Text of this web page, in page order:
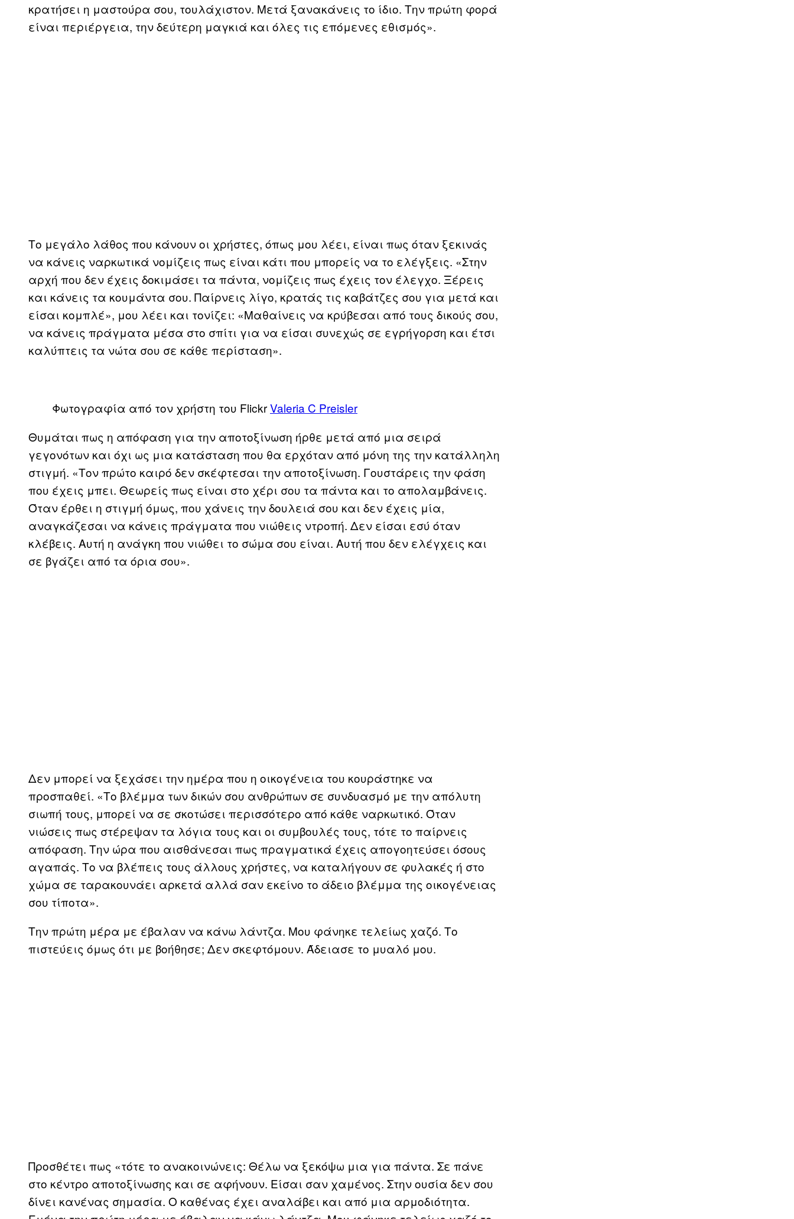
κρατήσει η μαστούρα σου, τουλάχιστον. Μετά ξανακάνεις το ίδιο. Την πρώτη φορά
είναι περιέργεια, την δεύτερη μαγκιά και όλες τις επόμενες εθισμός».
Το μεγάλο λάθος που κάνουν οι χρήστες, όπως μου λέει, είναι πως όταν ξεκινάς
να κάνεις ναρκωτικά νομίζεις πως είναι κάτι που μπορείς να το ελέγξεις. «Στην
αρχή που δεν έχεις δοκιμάσει τα πάντα, νομίζεις πως έχεις τον έλεγχο. Ξέρεις
και κάνεις τα κουμάντα σου. Παίρνεις λίγο, κρατάς τις καβάτζες σου για μετά και
είσαι κομπλέ», μου λέει και τονίζει: «Μαθαίνεις να κρύβεσαι από τους δικούς σου,
να κάνεις πράγματα μέσα στο σπίτι για να είσαι συνεχώς σε εγρήγορση και έτσι
καλύπτεις τα νώτα σου σε κάθε περίσταση».
Φωτογραφία από τον χρήστη του FlickrValeria C Preisler
Θυμάται πως η απόφαση για την αποτοξίνωση ήρθε μετά από μια σειρά
γεγονότων και όχι ως μια κατάσταση που θα ερχόταν από μόνη της την κατάλληλη
στιγμή. «Τον πρώτο καιρό δεν σκέφτεσαι την αποτοξίνωση. Γουστάρεις την φάση
που έχεις μπει. Θεωρείς πως είναι στο χέρι σου τα πάντα και το απολαμβάνεις.
Όταν έρθει η στιγμή όμως, που χάνεις την δουλειά σου και δεν έχεις μία,
αναγκάζεσαι να κάνεις πράγματα που νιώθεις ντροπή. Δεν είσαι εσύ όταν
κλέβεις. Αυτή η ανάγκη που νιώθει το σώμα σου είναι. Αυτή που δεν ελέγχεις και
σε βγάζει από τα όρια σου».
Δεν μπορεί να ξεχάσει την ημέρα που η οικογένεια του κουράστηκε να
προσπαθεί. «Το βλέμμα των δικών σου ανθρώπων σε συνδυασμό με την απόλυτη
σιωπή τους, μπορεί να σε σκοτώσει περισσότερο από κάθε ναρκωτικό. Όταν
νιώσεις πως στέρεψαν τα λόγια τους και οι συμβουλές τους, τότε το παίρνεις
απόφαση. Την ώρα που αισθάνεσαι πως πραγματικά έχεις απογοητεύσει όσους
αγαπάς. Το να βλέπεις τους άλλους χρήστες, να καταλήγουν σε φυλακές ή στο
χώμα σε ταρακουνάει αρκετά αλλά σαν εκείνο το άδειο βλέμμα της οικογένειας
σου τίποτα».
Την πρώτη μέρα με έβαλαν να κάνω λάντζα. Μου φάνηκε τελείως χαζό. Το
πιστεύεις όμως ότι με βοήθησε; Δεν σκεφτόμουν. Άδειασε το μυαλό μου.
Προσθέτει πως «τότε το ανακοινώνεις: Θέλω να ξεκόψω μια για πάντα. Σε πάνε
στο κέντρο αποτοξίνωσης και σε αφήνουν. Είσαι σαν χαμένος. Στην ουσία δεν σου
δίνει κανένας σημασία. Ο καθένας έχει αναλάβει και από μια αρμοδιότητα.